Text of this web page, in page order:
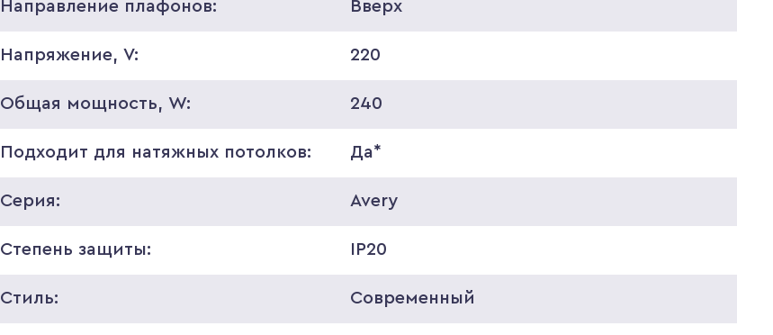
Направление плафонов: Вверх
Напряжение, V: 220
Общая мощность, W: 240
Подходит для натяжных потолков: Да*
Серия: Avery
Степень защиты: IP20
Стиль: Современный